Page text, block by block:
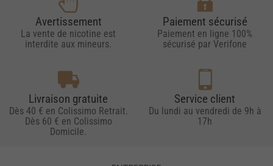
Avertissement
La vente de nicotine est
interdite aux mineurs.
Paiement sécurisé
Paiement en ligne 100%
sécurisé par Verifone
Livraison gratuite
Dès 40 € en Colissimo Retrait.
Dès 60 € en Colissimo
Domicile.
Service client
Du lundi au vendredi de 9h à
17h